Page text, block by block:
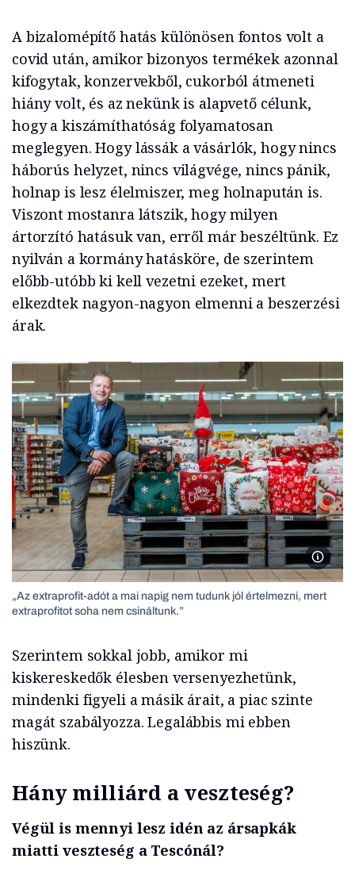
A bizalomépítő hatás különösen fontos volt a
covid után, amikor bizonyos termékek azonnal
kifogytak, konzervekből, cukorból átmeneti
hiány volt, és az nekünk is alapvető célunk,
hogy a kiszámíthatóság folyamatosan
meglegyen. Hogy lássák a vásárlók, hogy nincs
háborús helyzet, nincs világvége, nincs pánik,
holnap is lesz élelmiszer, meg holnapután is.
Viszont mostanra látszik, hogy milyen
ártorzító hatásuk van, erről már beszéltünk. Ez
nyilván a kormány hatásköre, de szerintem
előbb-utóbb ki kell vezetni ezeket, mert
elkezdtek nagyon-nagyon elmenni a beszerzési
árak.
„Az extraprofit-adót a mai napig nem tudunk jól értelmezni, mert
extraprofitot soha nem csináltunk.”
Szerintem sokkal jobb, amikor mi
kiskereskedők élesben versenyezhetünk,
mindenki figyeli a másik árait, a piac szinte
magát szabályozza. Legalábbis mi ebben
hiszünk.
Hány milliárd a veszteség?
Végül is mennyi lesz idén az ársapkák
miatti veszteség a Tescónál?